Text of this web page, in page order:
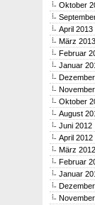
Oktober
April 2013
März 2013
Februar
Januar
Oktober
August
Juni 2012
April 2012
März 2012
Februar
Januar
Dezember
November